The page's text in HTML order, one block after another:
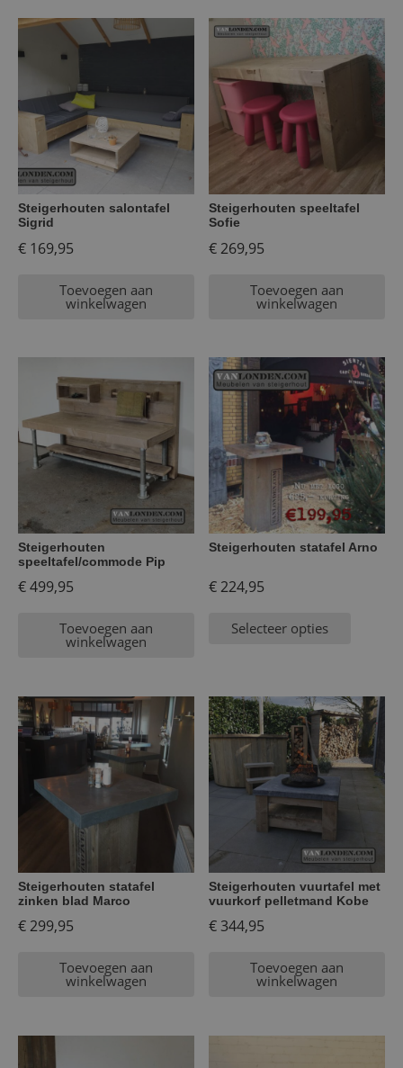
Steigerhouten salontafel
Sigrid
€ 169,95
Toevoegen aan
winkelwagen
Steigerhouten speeltafel
Sofie
€269,95
Toevoegen aan
winkelwagen
Steigerhouten
speeltafel/commode Pip
€499,95
Toevoegen aan
winkelwagen
Steigerhouten statafel Arno
€224,95
Selecteer opties
Steigerhouten statafel
zinken blad Marco
€299,95
Toevoegen aan
winkelwagen
Steigerhouten vuurtafel met
vuurkorf pelletmand Kobe
€344,95
Toevoegen aan
winkelwagen